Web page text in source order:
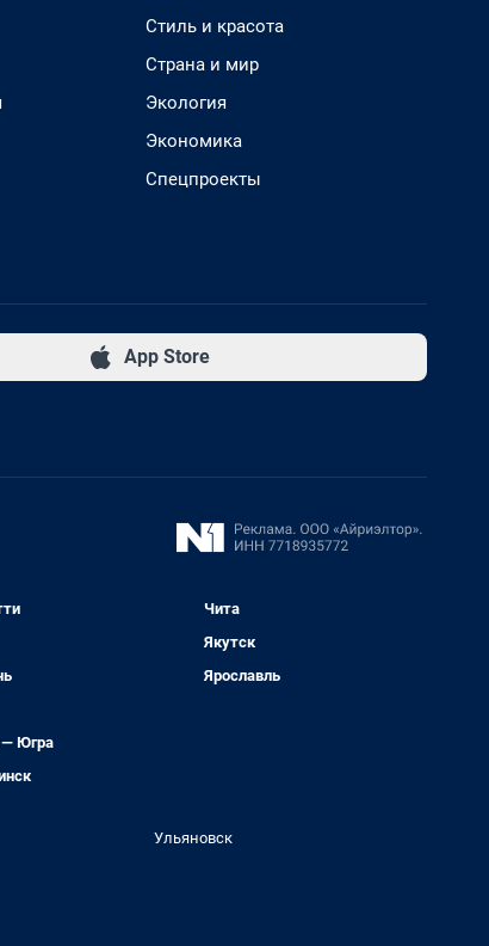
Стиль и красота
Страна и мир
Экология
Экономика
Спецпроекты
App Store
Югра
Чита
Якутск
Ярославль
Ульяновск